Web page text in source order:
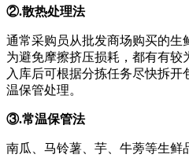
②.散热处理法
通常采购员从批发商场购买的生
为避免摩擦挤压损耗，都有有较
入库后可根据分拣任务尽快拆开
温保管处理。
③.常温保管法
南瓜、马铃薯、芋、牛蒡等生鲜